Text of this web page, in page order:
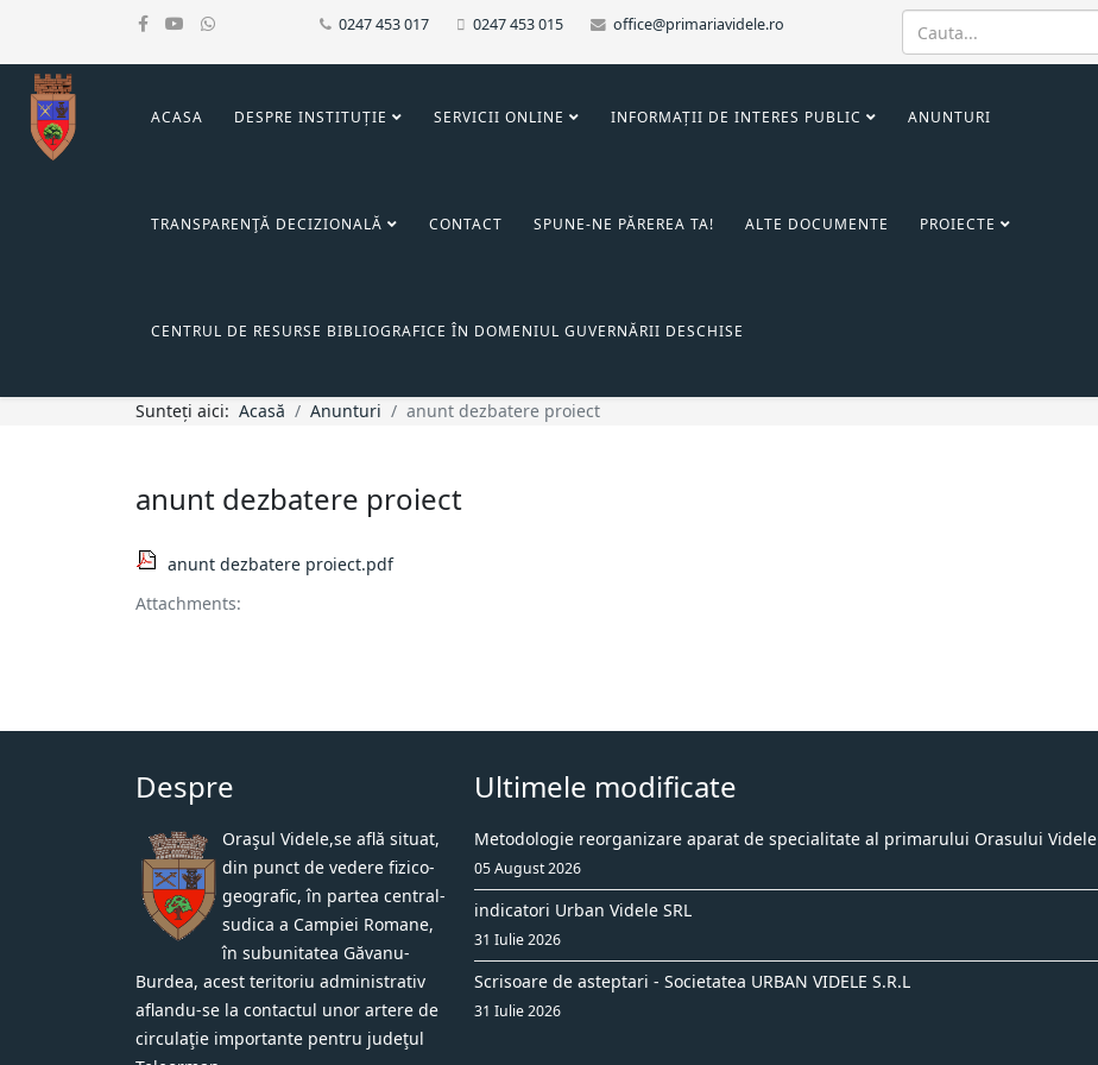
0247 453 017 0247 453 015 office@primariavidele.ro
ACASA DESPRE INSTITUȚIE SERVICII ONLINE INFORMAȚII DE INTERES PUBLIC ANUNTURI
TRANSPARENŢĂ DECIZIONALĂ CONTACT SPUNE-NE PĂREREA TA! ALTE DOCUMENTE PROIECTE
CENTRUL DE RESURSE BIBLIOGRAFICE ÎN DOMENIUL GUVERNĂRII DESCHISE
Sunteți aici: Acasă Anunturi anunt dezbatere proiect
anunt dezbatere proiect
Attachments:
anunt dezbatere proiect.pdf
Despre
Oraşul Videle,se află situat,
din punct de vedere fizico-
geografic, în partea central-
sudica a Campiei Romane,
în subunitatea Găvanu-
Burdea, acest teritoriu administrativ
aflandu-se la contactul unor artere de
circulaţie importante pentru judeţul
Ultimele modificate
Metodologie reorganizare aparat de specialitate al primarului Orasului Videle
05 August 2026
indicatori Urban Videle SRL
31 Iulie 2026
Scrisoare de asteptari - Societatea URBAN VIDELE S.R.L
31 Iulie 2026